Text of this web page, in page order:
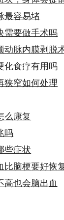
最容易堵
需要做手术吗
动脉内膜剥脱
化食疗有用吗
狭窄如何处理
么康复
吗
些症状
比脑梗要好恢
高也会脑出血